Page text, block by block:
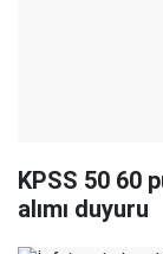
KPSS 50 60
alımı duyuru